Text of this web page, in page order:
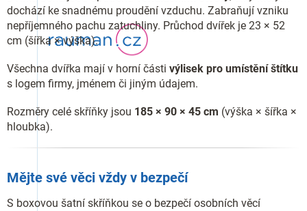
dochází ke snadnému proudění vzduchu. Zabraňují vzniku
nepříjemného pachu zatuchliny. Průchod dvířek je 23 × 52
cm (šířka × výška).
Všechna dvířka mají v horní části výlisek pro umístění štítku
s logem firmy, jménem či jiným údajem.
Rozměry celé skříňky jsou 185 × 90 × 45 cm (výška × šířka ×
hloubka).
Mějte své věci vždy v bezpečí
S boxovou šatní skříňkou se o bezpečí osobních věcí